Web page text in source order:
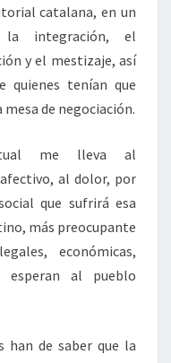
catalana, en un
la integración, el
y el mestizaje, así
quienes tenían que
de negociación.
me lleva al
al dolor, por
que sufrirá esa
más preocupante
económicas,
esperan al pueblo
han de saber que la